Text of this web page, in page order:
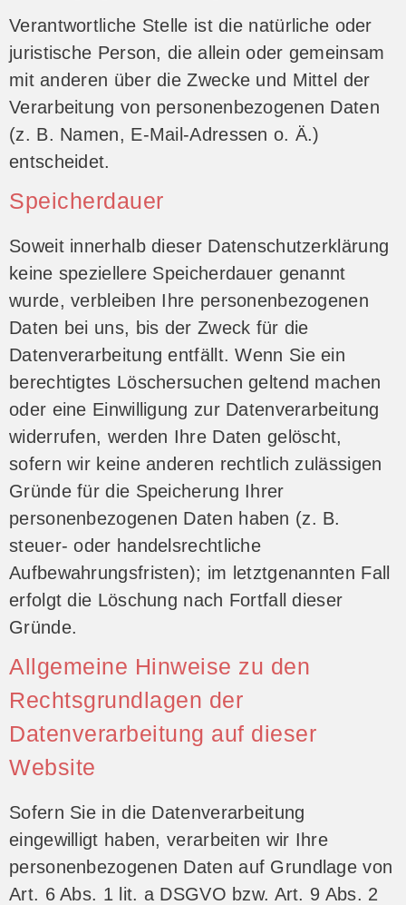
Verantwortliche Stelle ist die natürliche oder
juristische Person, die allein oder gemeinsam
mit anderen über die Zwecke und Mittel der
Verarbeitung von personenbezogenen Daten
(z. B. Namen, E-Mail-Adressen o. Ä.)
entscheidet.
Speicherdauer
Soweit innerhalb dieser Datenschutzerklärung
keine speziellere Speicherdauer genannt
wurde, verbleiben Ihre personenbezogenen
Daten bei uns, bis der Zweck für die
Datenverarbeitung entfällt. Wenn Sie ein
berechtigtes Löschersuchen geltend machen
oder eine Einwilligung zur Datenverarbeitung
widerrufen, werden Ihre Daten gelöscht,
sofern wir keine anderen rechtlich zulässigen
Gründe für die Speicherung Ihrer
personenbezogenen Daten haben (z. B.
steuer- oder handelsrechtliche
Aufbewahrungsfristen); im letztgenannten Fall
erfolgt die Löschung nach Fortfall dieser
Gründe.
Allgemeine Hinweise zu den
Rechtsgrundlagen der
Datenverarbeitung auf dieser
Website
Sofern Sie in die Datenverarbeitung
eingewilligt haben, verarbeiten wir Ihre
personenbezogenen Daten auf Grundlage von
Art. 6 Abs. 1 lit. a DSGVO bzw. Art. 9 Abs. 2